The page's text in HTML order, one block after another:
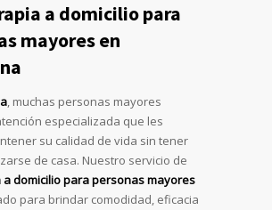
a domicilio para
mayores en
, muchas personas mayores
especializada que les
su calidad de vida sin tener
de casa. Nuestro servicio de
domicilio para personas mayores
para brindar comodidad, eficacia